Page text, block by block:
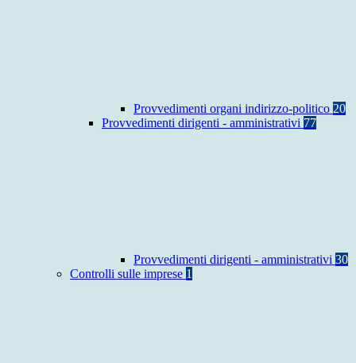
Provvedimenti organi indirizzo-politico 20
Provvedimenti dirigenti - amministrativi 77
Provvedimenti dirigenti - amministrativi 30
Controlli sulle imprese 1